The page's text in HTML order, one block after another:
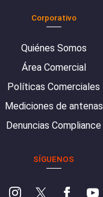
Corporativo
Quiénes Somos
Área Comercial
Políticas Comerciales
Mediciones de antenas
Denuncias Compliance
SÍGUENOS